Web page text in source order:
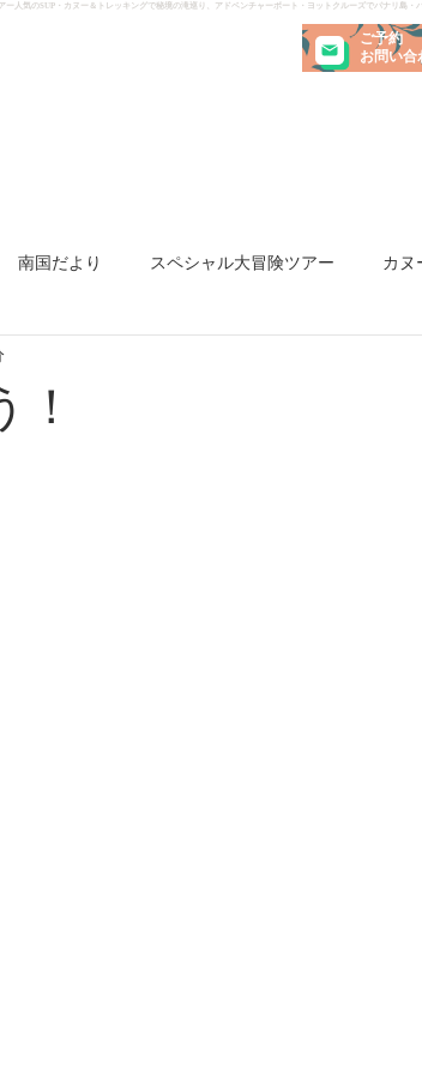
気のSUP・カヌー＆トレッキングで秘境の滝巡り、アドベンチャーボート・ヨットクルーズでパナリ島・
ご予約
お問い合
南国だより スペシャル大冒険ツアー カヌ